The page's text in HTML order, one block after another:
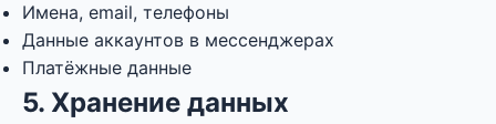
Имена, email, телефоны
Данные аккаунтов в мессенджерах
Платёжные данные
5. Хранение данных